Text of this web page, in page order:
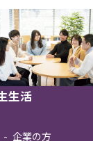
生活
企業の方